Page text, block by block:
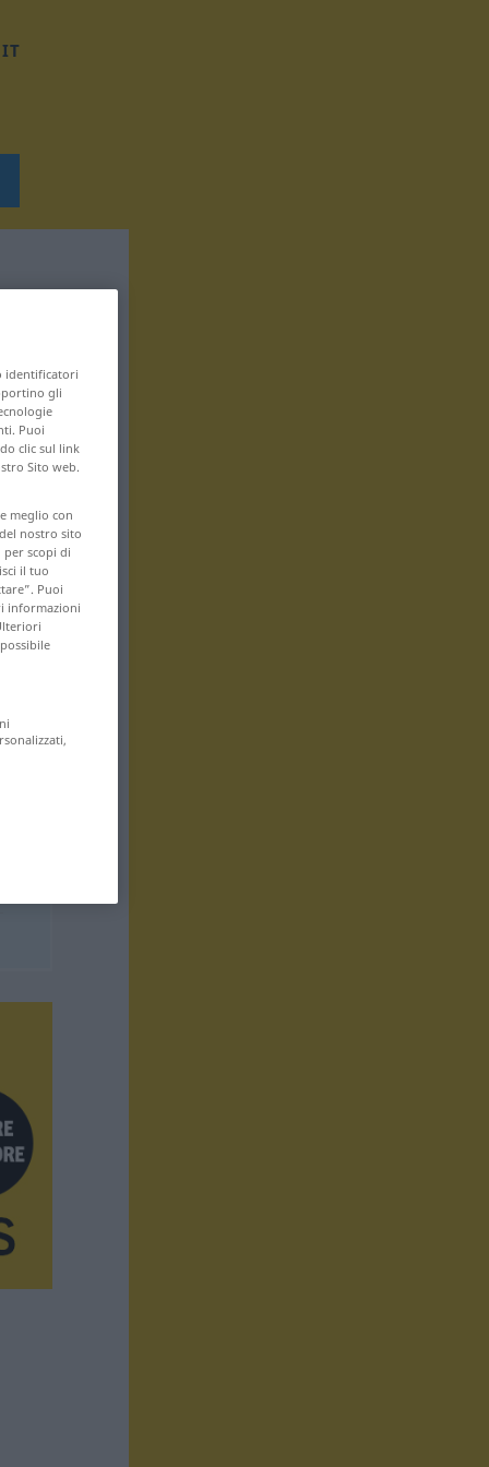
IT
identificatori
gli
Puoi
clic sul link
Sito web.
meglio con
nostro sito
per scopi di
il tuo
Puoi
informazioni